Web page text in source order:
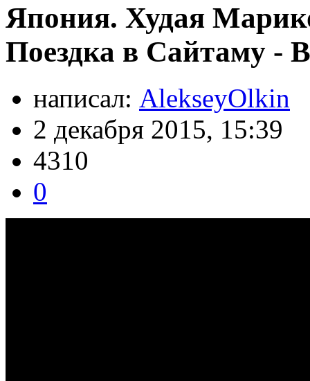
Япония. Худая
Поездка в Сайтаму -
написал: AlekseyOlkin
2 декабря 2015, 15:39
4310
0